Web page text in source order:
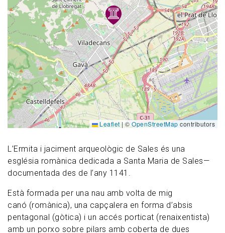
L’Ermita i jaciment arqueològic de Sales és una
església romànica dedicada a Santa Maria de Sales—
documentada des de l’any 1141.
Està formada per una nau amb volta de mig
canó (romànica), una capçalera en forma d’absis
pentagonal (gòtica) i un accés porticat (renaixentista)
amb un porxo sobre pilars amb coberta de dues
Leaflet | © OpenStreetMap contributors